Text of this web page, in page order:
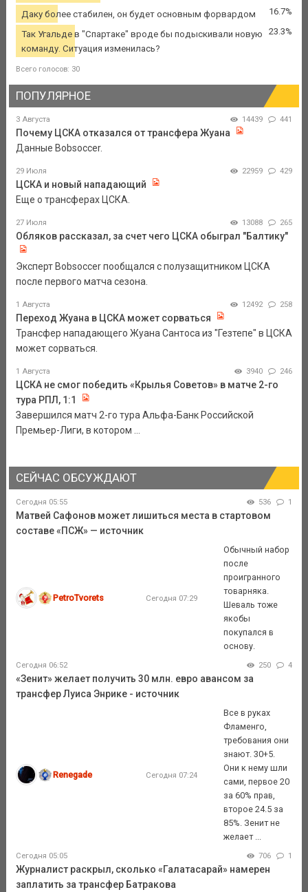
Даку более стабилен, он будет основным форвардом 16.7%
Так Угальде в "Спартаке" вроде бы подыскивали новую
команду. Ситуация изменилась?
23.3%
Всего голосов: 30
ПОПУЛЯРНОЕ
3 Августа 14439 441
Почему ЦСКА отказался от трансфера Жуана
Данные Bobsoccer.
29 Июля 22959 429
ЦСКА и новый нападающий
Еще о трансферах ЦСКА.
27 Июля 13088 265
Обляков рассказал, за счет чего ЦСКА обыграл "Балтику"
Эксперт Bobsoccer пообщался с полузащитником ЦСКА
после первого матча сезона.
1 Августа 12492 258
Переход Жуана в ЦСКА может сорваться
Трансфер нападающего Жуана Сантоса из "Гезтепе" в ЦСКА
может сорваться.
1 Августа 3940 246
ЦСКА не смог победить «Крылья Советов» в матче 2-го
тура РПЛ, 1:1
Завершился матч 2-го тура Альфа-Банк Российской
Премьер-Лиги, в котором ...
СЕЙЧАС ОБСУЖДАЮТ
Сегодня 05:55 536 1
Матвей Сафонов может лишиться места в стартовом
составе «ПСЖ» — источник
PetroTvorets Сегодня 07:29
Обычный набор
после
проигранного
товарняка.
Шеваль тоже
якобы
покупался в
основу.
Сегодня 06:52 250 4
«Зенит» желает получить 30 млн. евро авансом за
трансфер Луиса Энрике - источник
Renegade Сегодня 07:24
Все в руках
Фламенго,
требования они
знают. 30+5.
Они к нему шли
сами, первое 20
за 60% прав,
второе 24.5 за
85%. Зенит не
желает ...
Сегодня 05:05 706 1
Журналист раскрыл, сколько «Галатасарай» намерен
заплатить за трансфер Батракова